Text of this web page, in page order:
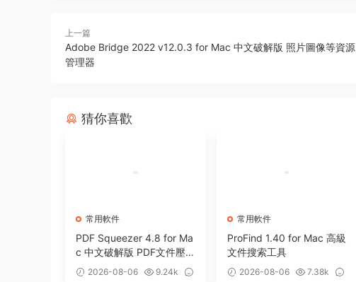
上一篇
Adobe Bridge 2022 v12.0.3 for Mac 中文破解版 照片圖像等資源
管理器
猜你喜歡
常用軟件
PDF Squeezer 4.8 for Ma
c 中文破解版 PDF文件壓
縮工具
2026-08-06
9.24k
常用軟件
ProFind 1.40 for Mac 高級
文件搜索工具
2026-08-06
7.38k